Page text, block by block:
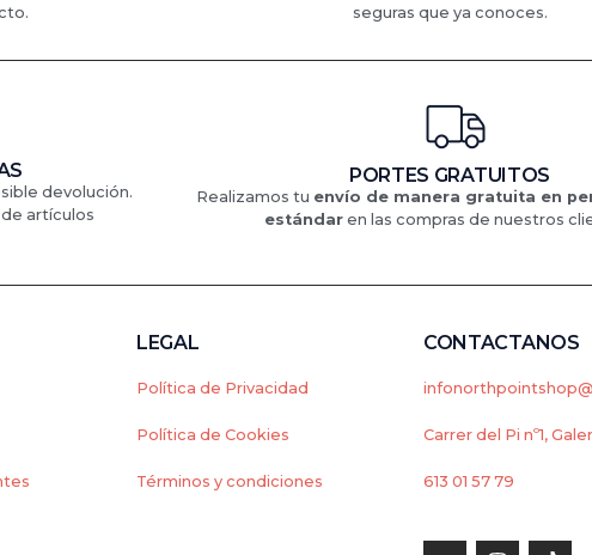
seguras que ya conoces.
devolución.
artículos
PORTES GRATUITOS
Realizamos tu envío de manera gratuita en
estándar en las compras de nuestros
LEGAL
Política de Privacidad
Política de Cookies
Términos y condiciones
CONTACTANOS
Carrer del Pi nº1,
613 01 57 79